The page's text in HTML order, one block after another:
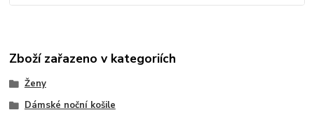
Zboží zařazeno v kategoriích
Ženy
Dámské noční košile